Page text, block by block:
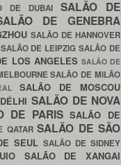
DE DUBAI SALÃO DE
DE GENEBRA
SALÃO DE HANNOVER
SALÃO DE LEIPZIGSALÃO DE
LOS ANGELES SALÃO DE
SALÃO DE MILÃO
SALÃO DE MOSCOU
SALÃO DE NOVA
DE PARISSALÃO DE
QATARSALÃO DE SÃO
SEUL SALÃO DE SIDNEY
SALÃO DE XANGAI